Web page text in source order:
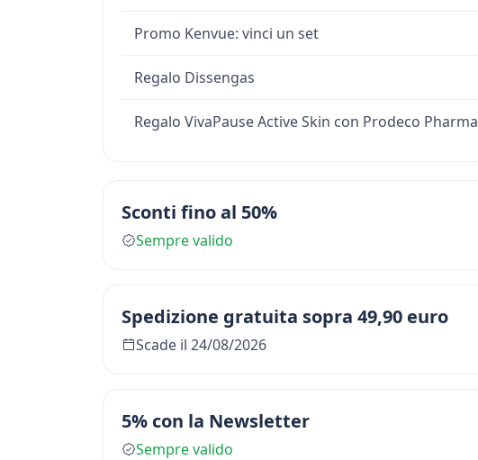
Promo Kenvue: vinci un set
Regalo Dissengas
Regalo VivaPause Active Skin con Prodeco Pharma
Sconti fino al 50%
Sempre valido
Spedizione gratuita sopra 49,90 euro
Scade il 24/08/2026
5% con la Newsletter
Sempre valido